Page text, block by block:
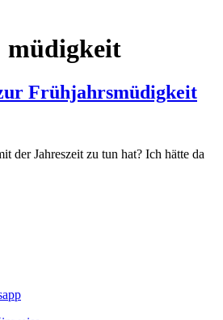
müdigkeit
Frühjahrsmüdigkeit
der Jahreszeit zu tun hat? Ich hätte da